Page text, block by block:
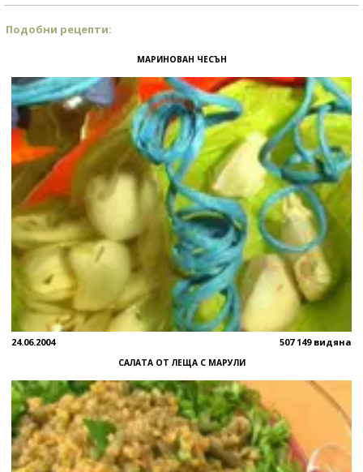
Подобни рецепти:
МАРИНОВАН ЧЕСЪН
24.06.2004 507 149 видяна
САЛАТА ОТ ЛЕЩА С МАРУЛИ